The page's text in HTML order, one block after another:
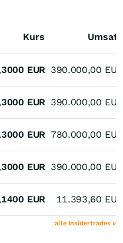
Kurs Umsatz
EUR 390.000,00 EUR
EUR 390.000,00 EUR
EUR 780.000,00 EUR
EUR 390.000,00 EUR
EUR 11.393,60 EUR
alle Insidertrades »